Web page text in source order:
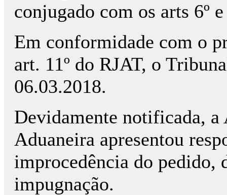
conjugado com os arts 6º
Em conformidade com o
art. 11º do RJAT, o
06.03.2018.
Devidamente notificada,
Aduaneira apresentou
improcedência do pedido,
impugnação.